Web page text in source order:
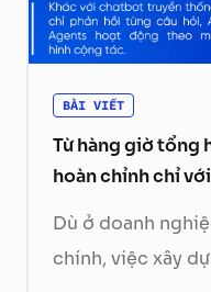
BÀI VIẾT
Từ hàng giờ tổng
hoàn chỉnh chỉ
Dù ở doanh
chính, việc xây